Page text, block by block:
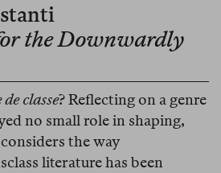
the Downwardly
classe? Reflecting on a genre
no small role in shaping,
the way
literature has been